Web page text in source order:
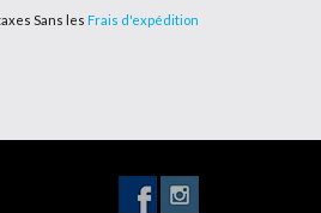
Sans les Frais d'expédition